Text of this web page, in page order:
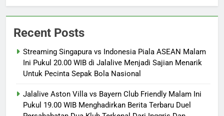
Recent Posts
Streaming Singapura vs Indonesia Piala ASEAN Malam
Ini Pukul 20.00 WIB di Jalalive Menjadi Sajian Menarik
Untuk Pecinta Sepak Bola Nasional
Jalalive Aston Villa vs Bayern Club Friendly Malam Ini
Pukul 19.00 WIB Menghadirkan Berita Terbaru Duel